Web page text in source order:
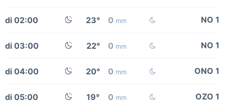
di 02:00 23° 0 mm NO 1
di 03:00 22° 0 mm NO 1
di 04:00 20° 0 mm ONO 1
di 05:00 19° 0 mm OZO 1